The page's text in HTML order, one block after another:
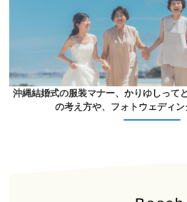
沖縄結婚式の服装マナー、かりゆしって
の考え方や、フォトウェディ